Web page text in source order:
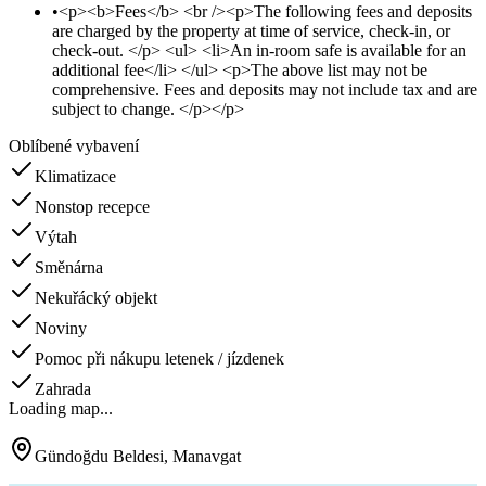
•<p><b>Fees</b> <br /><p>The following fees and deposits
are charged by the property at time of service, check-in, or
check-out. </p> <ul> <li>An in-room safe is available for an
additional fee</li> </ul> <p>The above list may not be
comprehensive. Fees and deposits may not include tax and are
subject to change. </p></p>
Oblíbené vybavení
Klimatizace
Nonstop recepce
Výtah
Směnárna
Nekuřácký objekt
Noviny
Pomoc při nákupu letenek / jízdenek
Zahrada
Loading map...
Gündoğdu Beldesi, Manavgat